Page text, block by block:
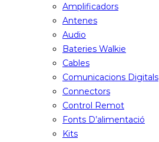
Amplificadors
Antenes
Audio
Bateries Walkie
Cables
Comunicacions Digitals
Connectors
Control Remot
Fonts D’alimentació
Kits